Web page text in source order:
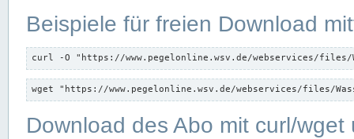
Beispiele für freien Download
curl -O "https://www.pegelonline.wsv.de/webservices/files/
wget "https://www.pegelonline.wsv.de/webservices/files/
Download des Abo mit curl/